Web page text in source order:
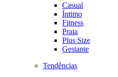
Casual
Íntimo
Fitness
Praia
Plus Size
Gestante
Tendências